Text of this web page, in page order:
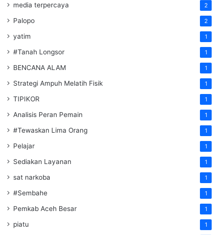
media terpercaya 2
Palopo 2
yatim 1
#Tanah Longsor 1
BENCANA ALAM 1
Strategi Ampuh Melatih Fisik 1
TIPIKOR 1
Analisis Peran Pemain 1
#Tewaskan Lima Orang 1
Pelajar 1
Sediakan Layanan 1
sat narkoba 1
#Sembahe 1
Pemkab Aceh Besar 1
piatu 1